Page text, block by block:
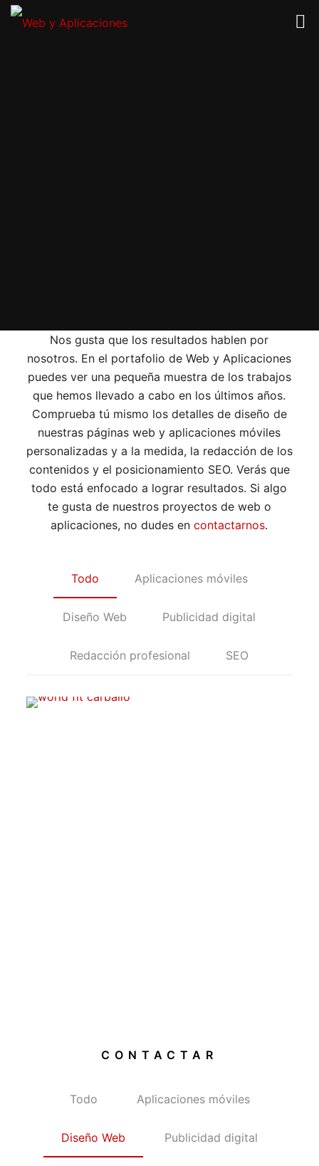
Nos gusta que los resultados hablen por
nosotros. En el portafolio de Web y Aplicaciones
puedes ver una pequeña muestra de los trabajos
que hemos llevado a cabo en los últimos años.
Comprueba tú mismo los detalles de diseño de
nuestras páginas web y aplicaciones móviles
personalizadas y a la medida, la redacción de los
contenidos y el posicionamiento SEO. Verás que
todo está enfocado a lograr resultados. Si algo
te gusta de nuestros proyectos de web o
aplicaciones, no dudes encontactarnos.
Todo Aplicaciones móviles
Diseño Web Publicidad digital
Redacción profesional SEO
CONTACTAR
Todo Aplicaciones móviles
Diseño Web Publicidad digital